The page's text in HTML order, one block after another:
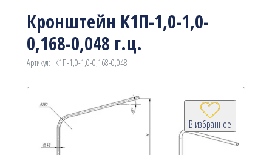
Кронштейн К1П-1,0-1,0-
0,168-0,048 г.ц.
Артикул: К1П-1,0-1,0-0,168-0,048
В избранное